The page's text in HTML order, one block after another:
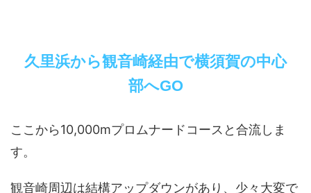
久里浜から観音崎経由で横須賀の中心
部へGO
ここから10,000mプロムナードコースと合流しま
す。
観音崎周辺は結構アップダウンがあり、少々大変で